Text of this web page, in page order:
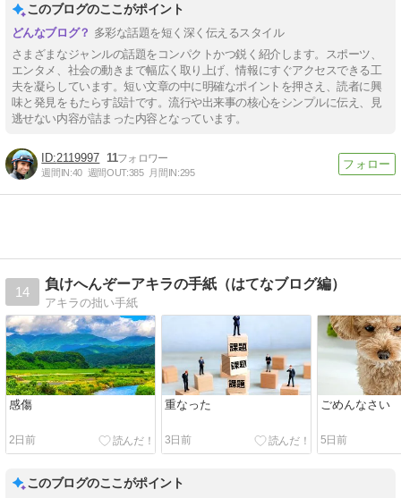
このブログのここがポイント
多彩な話題を短く深く伝えるスタイル
さまざまなジャンルの話題をコンパクトかつ鋭く紹介します。スポーツ、
エンタメ、社会の動きまで幅広く取り上げ、情報にすぐアクセスできる工
夫を凝らしています。短い文章の中に明確なポイントを押さえ、読者に興
味と発見をもたらす設計です。流行や出来事の核心をシンプルに伝え、見
逃せない内容が詰まった内容となっています。
2119997 11
週間IN:40 週間OUT:385 月間IN:295
14
負けへんぞーアキラの手紙（はてなブログ編）
アキラの拙い手紙
感傷
2日前
重なった
3日前
ごめんなさい
5日前
このブログのここがポイント